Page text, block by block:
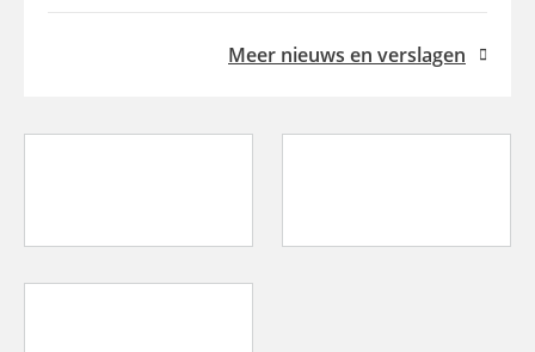
Meer nieuws en verslagen